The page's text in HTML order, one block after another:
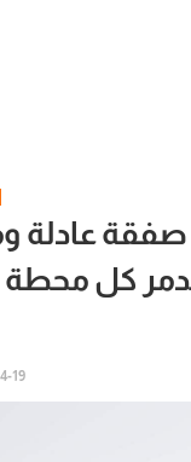
عادلة
كل
08:12